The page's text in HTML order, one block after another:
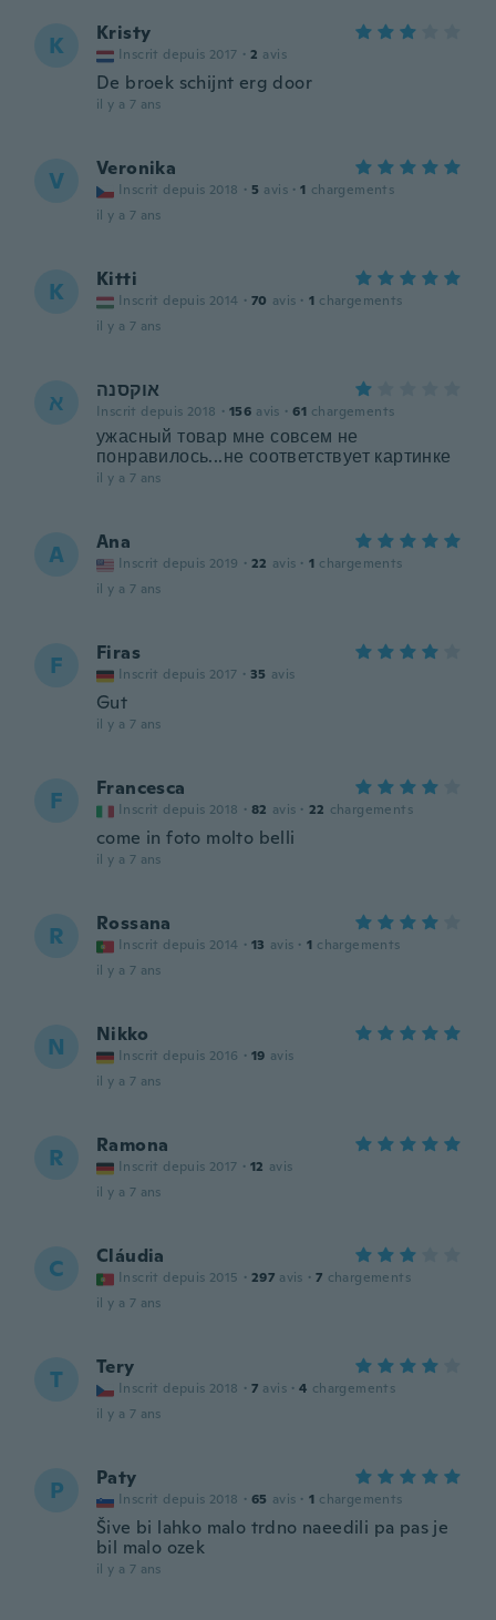
K Kristy
Inscrit depuis 2017 · 2 avis
De broek schijnt erg door
il y a 7 ans
V Veronika
Inscrit depuis 2018 · 5 avis · 1 chargements
il y a 7 ans
K Kitti
Inscrit depuis 2014 · 70 avis · 1 chargements
il y a 7 ans
א אוקסנה
Inscrit depuis 2018 · 156 avis · 61 chargements
ужасный товар мне совсем не
понравилось...не соответствует картинке
il y a 7 ans
A Ana
Inscrit depuis 2019 · 22 avis · 1 chargements
il y a 7 ans
F Firas
Inscrit depuis 2017 · 35 avis
Gut
il y a 7 ans
F Francesca
Inscrit depuis 2018 · 82 avis · 22 chargements
come in foto molto belli
il y a 7 ans
R Rossana
Inscrit depuis 2014 · 13 avis · 1 chargements
il y a 7 ans
N Nikko
Inscrit depuis 2016 · 19 avis
il y a 7 ans
R Ramona
Inscrit depuis 2017 · 12 avis
il y a 7 ans
C Cláudia
Inscrit depuis 2015 · 297 avis · 7 chargements
il y a 7 ans
T Tery
Inscrit depuis 2018 · 7 avis · 4 chargements
il y a 7 ans
P Paty
Inscrit depuis 2018 · 65 avis · 1 chargements
Šive bi lahko malo trdno naeedili pa pas je
bil malo ozek
il y a 7 ans